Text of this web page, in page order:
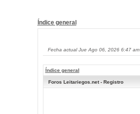
Índice general
Fecha actual Jue Ago 06, 2026 6:47 am
Índice general
Foros Leitariegos.net - Registro